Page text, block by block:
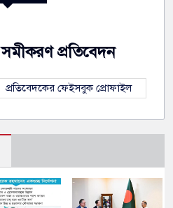
সমীকরণ প্রতিবেদন
প্রতিবেদকের ফেইসবুক প্রোফাইল